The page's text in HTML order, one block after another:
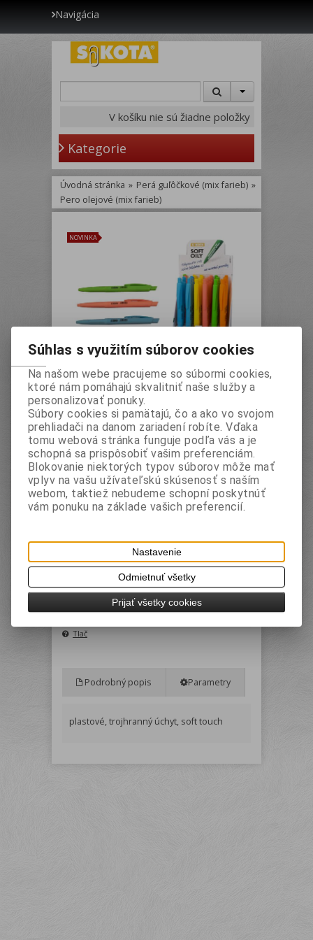
Navigácia
V košíku nie sú žiadne položky
Kategorie
Úvodná stránka » Perá guľôčkové (mix farieb) »
Pero olejové (mix farieb)
NOVINKA
Pero olejové (mix farieb)
Vaša cena bez DPH:1 EUR
Vaša cena s DPH:1,20 EUR
ks
Pridať do košíka
Termín dodania (dni):2
0,009 kg
Počet v balení:24 ks
Tlač
Podrobný popis Parametry
plastové, trojhranný úchyt, soft touch
Súhlas s využitím súborov cookies
Na našom webe pracujeme so súbormi cookies,
ktoré nám pomáhajú skvalitniť naše služby a
personalizovať ponuky.
Súbory cookies si pamätajú, čo a ako vo svojom
prehliadači na danom zariadení robíte. Vďaka
tomu webová stránka funguje podľa vás a je
schopná sa prispôsobiť vašim preferenciám.
Blokovanie niektorých typov súborov môže mať
vplyv na vašu užívateľskú skúsenosť s naším
webom, taktiež nebudeme schopní poskytnúť
vám ponuku na základe vašich preferencií.
Nastavenie
Odmietnuť všetky
Prijať všetky cookies